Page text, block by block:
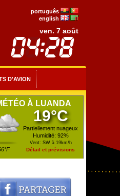
português
english
ven. 7 août
D'AVION
À LUANDA
19°C
Partiellement nuageux
Humidité: 92%
Vent: SW à 19km/h
Détail et prévisions